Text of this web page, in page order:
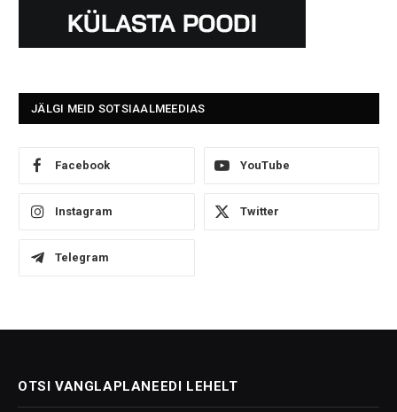
JÄLGI MEID SOTSIAALMEEDIAS
Facebook YouTube
Instagram Twitter
Telegram
OTSI VANGLAPLANEEDI LEHELT